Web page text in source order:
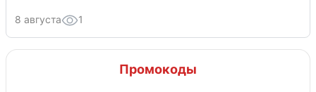
8 августа 1
Промокоды